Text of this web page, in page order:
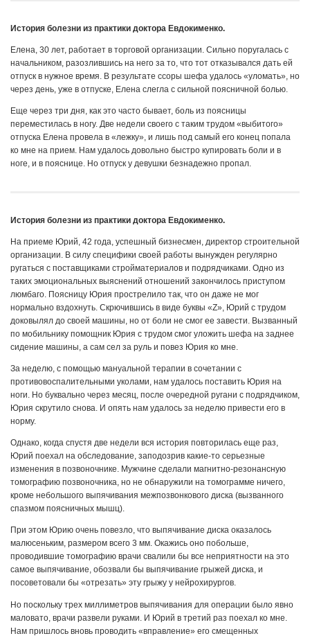
История болезни из практики доктора Евдокименко.
Елена, 30 лет, работает в торговой организации. Сильно поругалась с
начальником, разозлившись на него за то, что тот отказывался дать ей
отпуск в нужное время. В результате ссоры шефа удалось «уломать», но
через день, уже в отпуске, Елена слегла с сильной поясничной болью.
Еще через три дня, как это часто бывает, боль из поясницы
переместилась в ногу. Две недели своего с таким трудом «выбитого»
отпуска Елена провела в «лежку», и лишь под самый его конец попала
ко мне на прием. Нам удалось довольно быстро купировать боли и в
ноге, и в пояснице. Но отпуск у девушки безнадежно пропал.
История болезни из практики доктора Евдокименко.
На приеме Юрий, 42 года, успешный бизнесмен, директор строительной
организации. В силу специфики своей работы вынужден регулярно
ругаться с поставщиками стройматериалов и подрядчиками. Одно из
таких эмоциональных выяснений отношений закончилось приступом
люмбаго. Поясницу Юрия прострелило так, что он даже не мог
нормально вздохнуть. Скрючившись в виде буквы «Z», Юрий с трудом
доковылял до своей машины, но от боли не смог ее завести. Вызванный
по мобильнику помощник Юрия с трудом смог уложить шефа на заднее
сидение машины, а сам сел за руль и повез Юрия ко мне.
За неделю, с помощью мануальной терапии в сочетании с
противовоспалительными уколами, нам удалось поставить Юрия на
ноги. Но буквально через месяц, после очередной ругани с подрядчиком,
Юрия скрутило снова. И опять нам удалось за неделю привести его в
норму.
Однако, когда спустя две недели вся история повторилась еще раз,
Юрий поехал на обследование, заподозрив какие-то серьезные
изменения в позвоночнике. Мужчине сделали магнитно-резонансную
томографию позвоночника, но не обнаружили на томограмме ничего,
кроме небольшого выпячивания межпозвонкового диска (вызванного
спазмом поясничных мышц).
При этом Юрию очень повезло, что выпячивание диска оказалось
малюсеньким, размером всего 3 мм. Окажись оно побольше,
проводившие томографию врачи свалили бы все неприятности на это
самое выпячивание, обозвали бы выпячивание грыжей диска, и
посоветовали бы «отрезать» эту грыжу у нейрохирургов.
Но поскольку трех миллиметров выпячивания для операции было явно
маловато, врачи развели руками. И Юрий в третий раз поехал ко мне.
Нам пришлось вновь проводить «вправление» его смещенных